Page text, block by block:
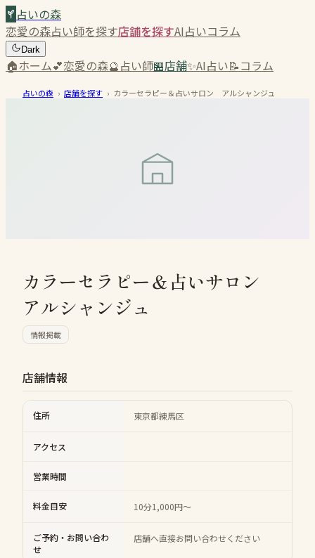
占いの森
恋愛の森占い師を探す店舗を探すAI占いコラム
Dark
🏠ホーム💕恋愛の森🔮占い師🏪店舗✨AI占い📝コラム
占いの森 › 店舗を探す › カラーセラピー＆占いサロン アルシャンジュ
カラーセラピー＆占いサロン
アルシャンジュ
情報掲載
店舗情報
住所 東京都練馬区
アクセス
営業時間
料金目安 10分1,000円～
ご予約・お問い合わ
せ
店舗へ直接お問い合わせください